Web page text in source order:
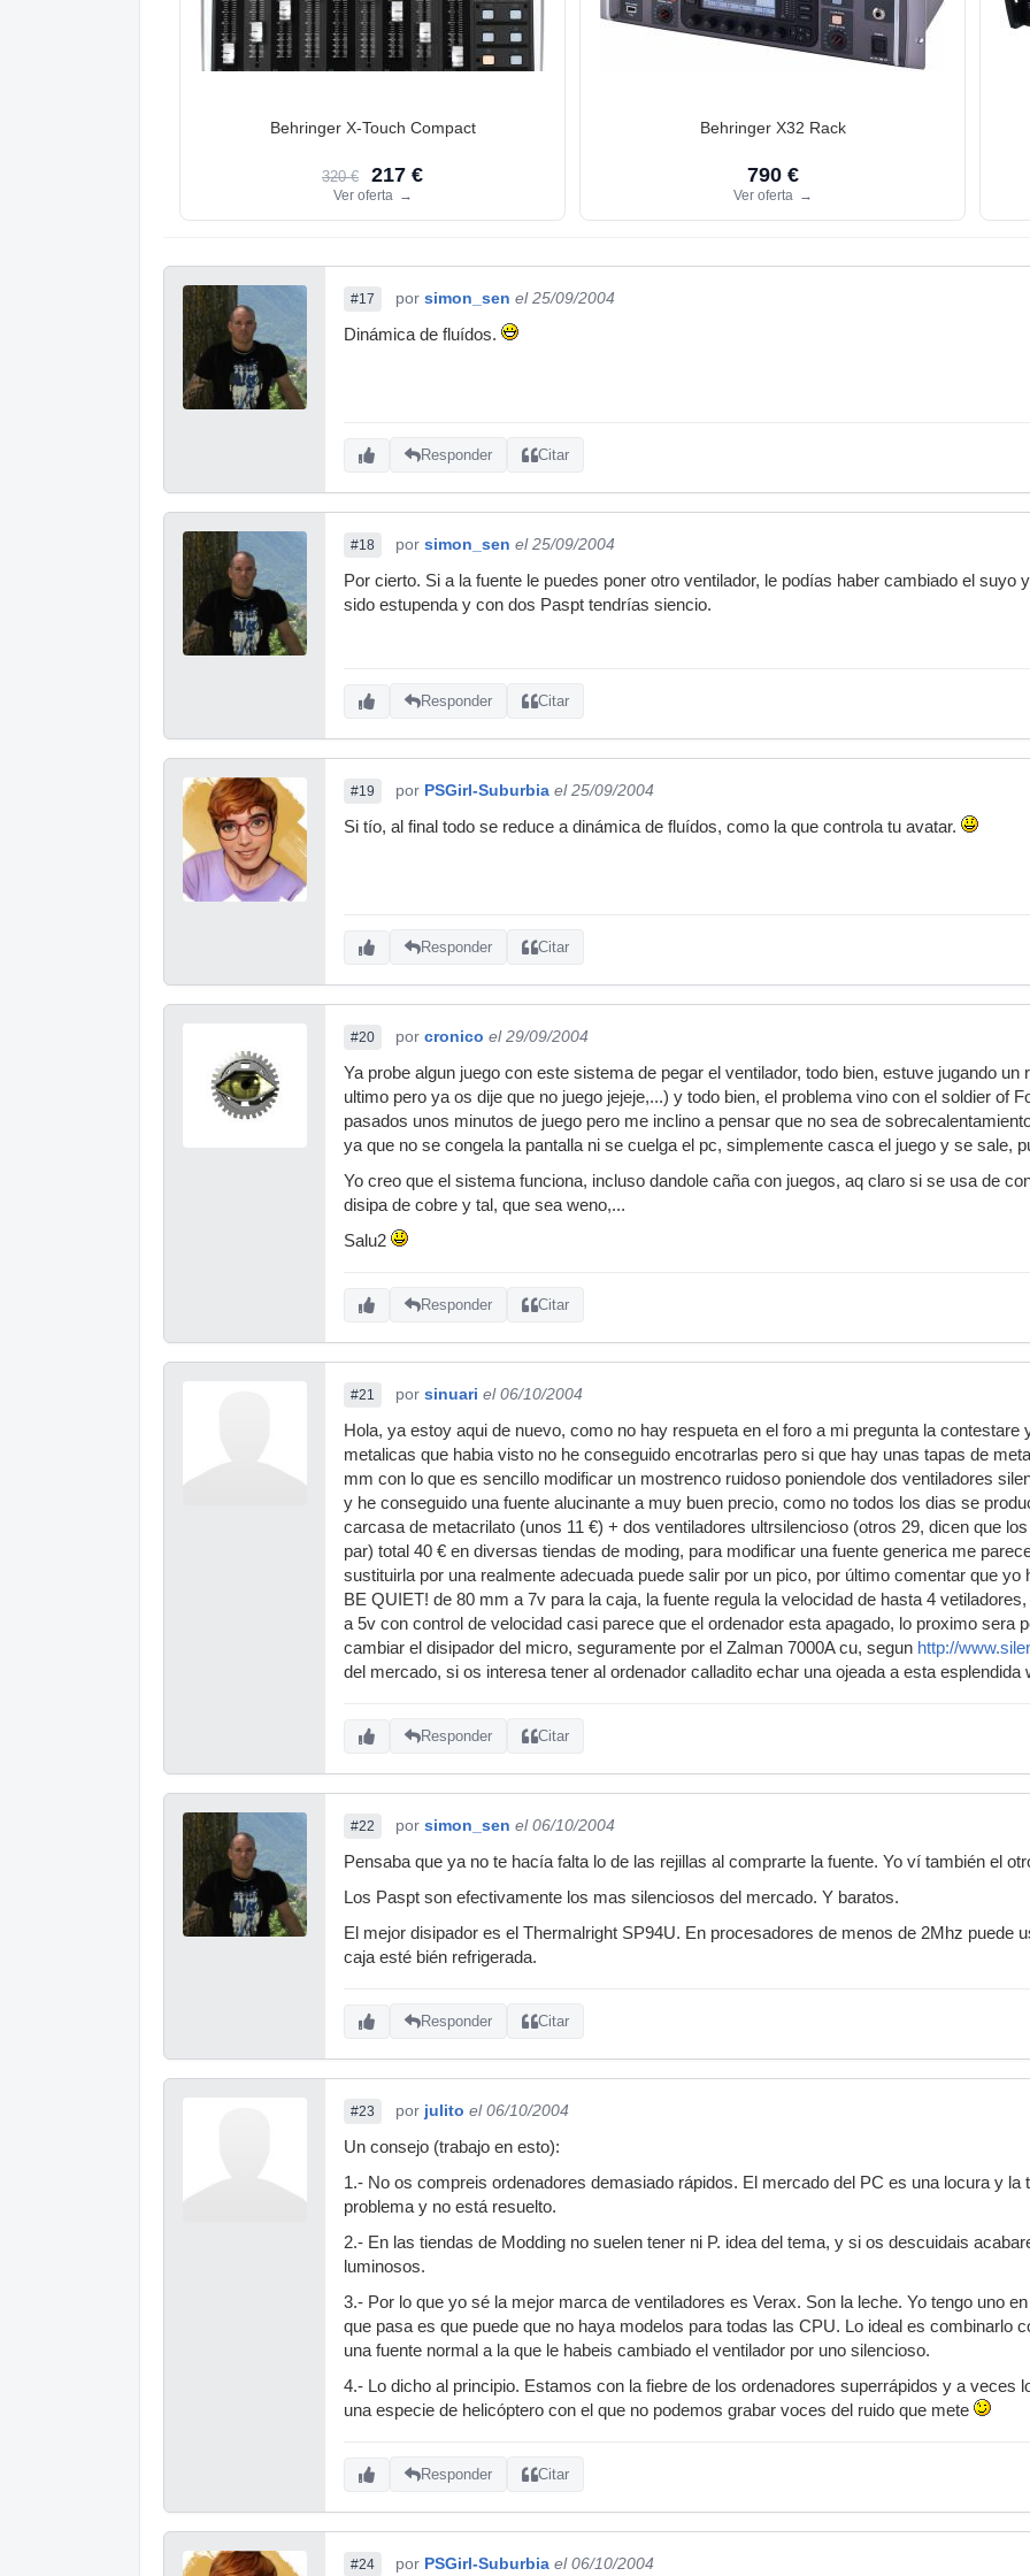
Behringer X-Touch Compact
320 € 217 €
Ver oferta →
Behringer X32 Rack
790 €
Ver oferta →
#17 por simon_sen el 25/09/2004
Dinámica de fluídos.
Responder Citar
#18 por simon_sen el 25/09/2004
Por cierto. Si a la fuente le puedes poner otro ventilador, le podías haber cambiado el suyo
sido estupenda y con dos Paspt tendrías siencio.
Responder Citar
#19 por PSGirl-Suburbia el 25/09/2004
Si tío, al final todo se reduce a dinámica de fluídos, como la que controla tu avatar.
Responder Citar
#20 por cronico el 29/09/2004
Ya probe algun juego con este sistema de pegar el ventilador, todo bien, estuve jugando
ultimo pero ya os dije que no juego jejeje,...) y todo bien, el problema vino con el soldier of
pasados unos minutos de juego pero me inclino a pensar que no sea de
ya que no se congela la pantalla ni se cuelga el pc, simplemente casca el juego y se sale,
Yo creo que el sistema funciona, incluso dandole caña con juegos, aq claro si se usa de
disipa de cobre y tal, que sea weno,...
Salu2
Responder Citar
#21 por sinuari el 06/10/2004
Hola, ya estoy aqui de nuevo, como no hay respueta en el foro a mi pregunta la
metalicas que habia visto no he conseguido encotrarlas pero si que hay unas tapas de
mm con lo que es sencillo modificar un mostrenco ruidoso poniendole dos ventiladores
y he conseguido una fuente alucinante a muy buen precio, como no todos los dias se
carcasa de metacrilato (unos 11 €) + dos ventiladores ultrsilencioso (otros 29, dicen que
par) total 40 € en diversas tiendas de moding, para modificar una fuente generica me
sustituirla por una realmente adecuada puede salir por un pico, por último comentar que
BE QUIET! de 80 mm a 7v para la caja, la fuente regula la velocidad de hasta 4
a 5v con control de velocidad casi parece que el ordenador esta apagado, lo proximo sera
cambiar el disipador del micro, seguramente por el Zalman 7000A cu, segun http://
del mercado, si os interesa tener al ordenador calladito echar una ojeada a esta esplendida
Responder Citar
#22 por simon_sen el 06/10/2004
Pensaba que ya no te hacía falta lo de las rejillas al comprarte la fuente. Yo ví también el
Los Paspt son efectivamente los mas silenciosos del mercado. Y baratos.
El mejor disipador es el Thermalright SP94U. En procesadores de menos de 2Mhz puede
caja esté bién refrigerada.
Responder Citar
#23 por julito el 06/10/2004
Un consejo (trabajo en esto):
1.- No os compreis ordenadores demasiado rápidos. El mercado del PC es una locura y
problema y no está resuelto.
2.- En las tiendas de Modding no suelen tener ni P. idea del tema, y si os descuidais
luminosos.
3.- Por lo que yo sé la mejor marca de ventiladores es Verax. Son la leche. Yo tengo uno
que pasa es que puede que no haya modelos para todas las CPU. Lo ideal es combinarlo
una fuente normal a la que le habeis cambiado el ventilador por uno silencioso.
4.- Lo dicho al principio. Estamos con la fiebre de los ordenadores superrápidos y a veces
una especie de helicóptero con el que no podemos grabar voces del ruido que mete
Responder Citar
#24 por PSGirl-Suburbia el 06/10/2004